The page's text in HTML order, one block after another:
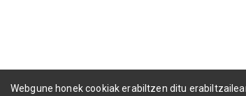
Webgune honek cookiak erabiltzen ditu